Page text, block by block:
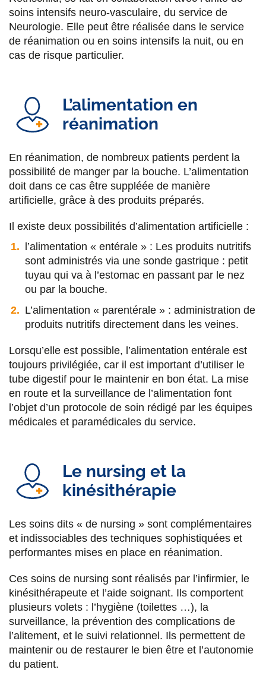
soins intensifs neuro-vasculaire, du service de
Neurologie. Elle peut être réalisée dans le service
de réanimation ou en soins intensifs la nuit, ou en
cas de risque particulier.
L’alimentation en
réanimation
En réanimation, de nombreux patients perdent la
possibilité de manger par la bouche. L’alimentation
doit dans ce cas être suppléée de manière
artificielle, grâce à des produits préparés.
Il existe deux possibilités d’alimentation artificielle :
l’alimentation « entérale » : Les produits nutritifs
sont administrés via une sonde gastrique : petit
tuyau qui va à l’estomac en passant par le nez
ou par la bouche.
L’alimentation « parentérale » : administration de
produits nutritifs directement dans les veines.
Lorsqu’elle est possible, l’alimentation entérale est
toujours privilégiée, car il est important d’utiliser le
tube digestif pour le maintenir en bon état. La mise
en route et la surveillance de l’alimentation font
l’objet d’un protocole de soin rédigé par les équipes
médicales et paramédicales du service.
Le nursing et la
kinésithérapie
Les soins dits « de nursing » sont complémentaires
et indissociables des techniques sophistiquées et
performantes mises en place en réanimation.
Ces soins de nursing sont réalisés par l’infirmier, le
kinésithérapeute et l’aide soignant. Ils comportent
plusieurs volets : l’hygiène (toilettes …), la
surveillance, la prévention des complications de
l’alitement, et le suivi relationnel. Ils permettent de
maintenir ou de restaurer le bien être et l’autonomie
du patient.